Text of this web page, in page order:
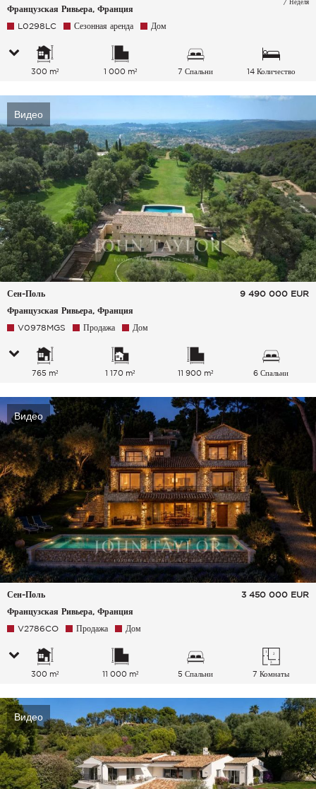
Французская Ривьера, Франция
/ Неделя
L0298LC Сезонная аренда Дом
300 m² 1 000 m² 7 Спальни
14 Количество
Видео
Сен-Поль
Французская Ривьера, Франция
9 490 000 EUR
V0978MGS Продажа Дом
765 m² 1 170 m² 11 900 m² 6 Спальни
Видео
Сен-Поль
Французская Ривьера, Франция
3 450 000 EUR
V2786CO Продажа Дом
300 m² 11 000 m² 5 Спальни 7 Комнаты
Видео